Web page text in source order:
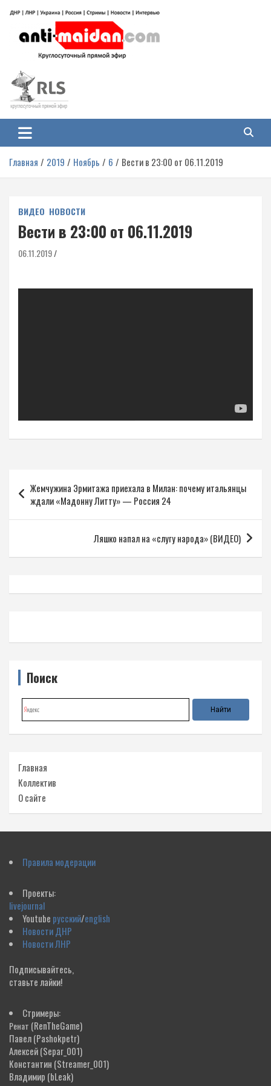
содержимому
Антимайдан: Гражданская война
на Украине
гражданской войне на Украине, включая события в Новороссии, ДНР,
ЛНР и других регионах.
Главная 2019 Ноябрь 6 Вести в 23:00 от 06.11.2019
ВИДЕО НОВОСТИ
Вести в 23:00 от 06.11.2019
06.11.2019
по
записям
Жемчужина Эрмитажа приехала в Милан: почему итальянцы
ждали «Мадонну Литту» — Россия 24
Ляшко напал на «слугу народа» (ВИДЕО)
Поиск
Главная
Коллектив
О сайте
Правила модерации
Проекты:
livejournal
Youtube русский/english
Новости ДНР
Новости ЛНР
Подписывайтесь,
ставьте лайки!
Стримеры:
Ренат (RenTheGame)
Павел(Pashokpetr)
Алексей(Separ_001)
Константин (Streamer_001)
Владимир (bLeak)